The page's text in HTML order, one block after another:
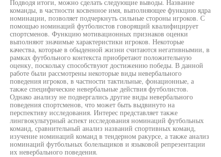
Подводя итоги, можно сделать следующие выводы. Название
команды, в частности косвенное имя, выполняющее функцию ядра
номинации, позволяет подчеркнуть сильные стороны игроков. С
помощью номинаций футболистов говорящий квалифицирует
спортсменов. Функцию мотивационных признаков оценки
выполняют значимые характеристики игроков. Некоторые
качества, которые в обыденной жизни считаются негативнымии, в
рамках футбольного контекста приобретают положительную
оценку, поскольку способствуют достижению победы. В данной
работе были рассмотрены некоторые виды невербального
поведения игроков, в частности тактильные, фонационные, а
также специфические невербальные действия футболистов.
Однако анализу не подвергались другие виды невербального
поведения спортсменов, что может быть выдвинуто на
перспективу исследования. Интерес представляет также
лингвокультурный аспект исследования номинаций футбольных
команд, сравнительный анализ названий спортивных команд,
изучение номинаций команд в тендерном ракурсе, а также анализ
номинаций футбольных болельщиков и языковой репрезентации
их невербального поведения.